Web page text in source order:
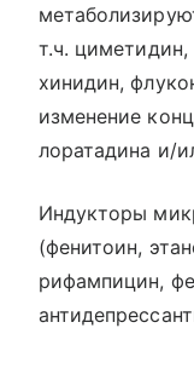
т.ч.
хинидин,
изменение
лоратадина и/
Индукторы
(фенитоин,
рифампицин,